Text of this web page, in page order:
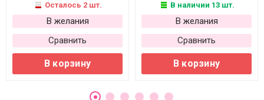
Осталось 2 шт.
В желания
Сравнить
В корзину
В наличии 13 шт.
В желания
Сравнить
В корзину